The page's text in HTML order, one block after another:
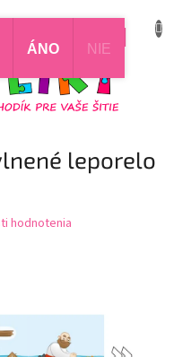
leporelo
hodnotenia
ÁNO NIE